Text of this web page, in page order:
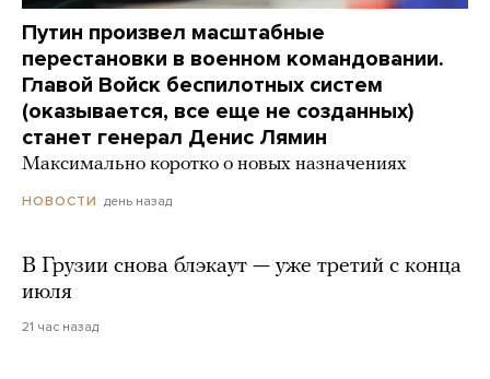
Путин произвел масштабные
перестановки в военном командовании.
Главой Войск беспилотных систем
(оказывается, все еще не созданных)
станет генерал Денис Лямин
Максимально коротко о новых назначениях
НОВОСТИ день назад
В Грузии снова блэкаут — уже третий с конца
июля
21 час назад